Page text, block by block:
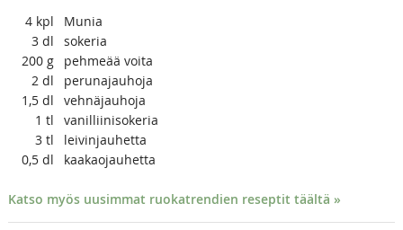
4 kpl
Munia
3 dl
sokeria
200 g
pehmeää voita
2 dl
perunajauhoja
1,5 dl
vehnäjauhoja
1 tl
vanilliinisokeria
3 tl
leivinjauhetta
0,5 dl kaakaojauhetta
Katso myös uusimmat ruokatrendien reseptit täältä »